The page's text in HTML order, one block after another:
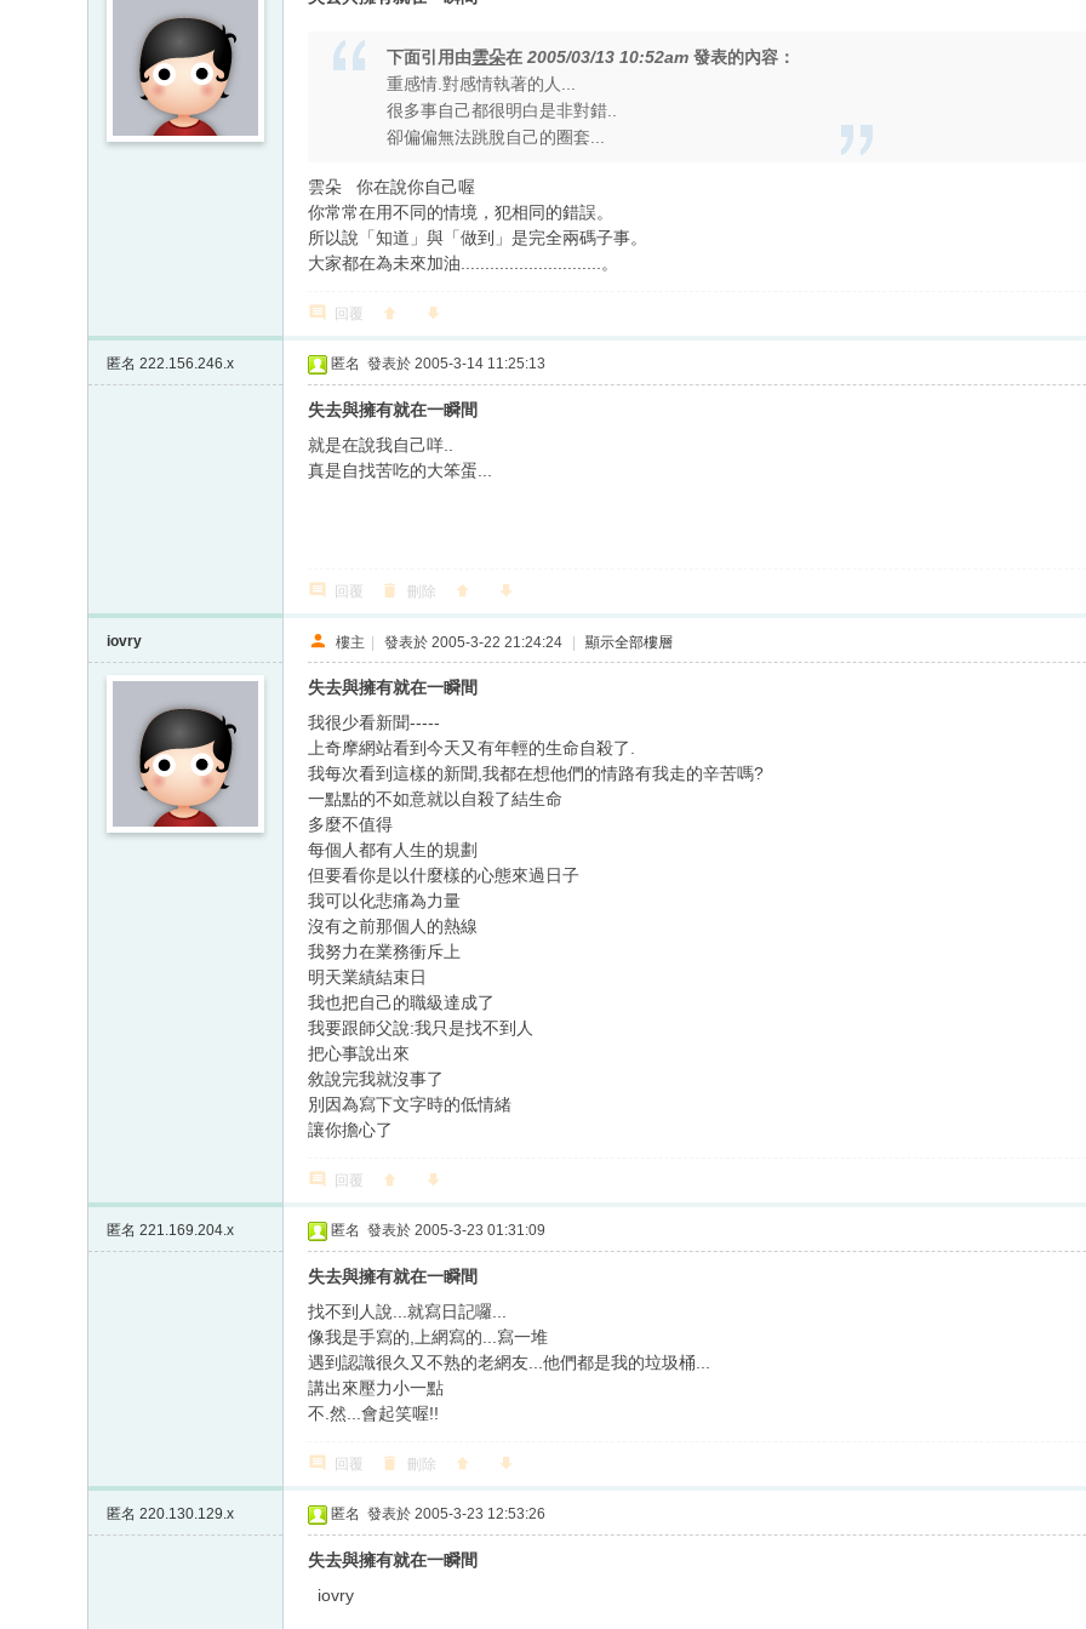
下面引用由雲朵在 2005/03/13 10:52am 發表的內容：
重感情.對感情執著的人...
很多事自己都很明白是非對錯..
卻偏偏無法跳脫自己的圈套...
雲朵 你在說你自己喔
你常常在用不同的情境，犯相同的錯誤。
所以說「知道」與「做到」是完全兩碼子事。
大家都在為未來加油.............................。
回覆
匿名 222.156.246.x 匿名 發表於 2005-3-14 11:25:13
失去與擁有就在一瞬間
就是在說我自己咩..
真是自找苦吃的大笨蛋...
回覆 刪除
iovry 樓主 | 發表於 2005-3-22 21:24:24 | 顯示全部樓層
失去與擁有就在一瞬間
我很少看新聞-----
上奇摩網站看到今天又有年輕的生命自殺了.
我每次看到這樣的新聞,我都在想他們的情路有我走的辛苦嗎?
一點點的不如意就以自殺了結生命
多麼不值得
每個人都有人生的規劃
但要看你是以什麼樣的心態來過日子
我可以化悲痛為力量
沒有之前那個人的熱線
我努力在業務衝斥上
明天業績結束日
我也把自己的職級達成了
我要跟師父說:我只是找不到人
把心事說出來
敘說完我就沒事了
別因為寫下文字時的低情緒
讓你擔心了
回覆
匿名 221.169.204.x 匿名 發表於 2005-3-23 01:31:09
失去與擁有就在一瞬間
找不到人說...就寫日記囉...
像我是手寫的,上網寫的...寫一堆
遇到認識很久又不熟的老網友...他們都是我的垃圾桶...
講出來壓力小一點
不.然...會起笑喔!!
回覆 刪除
匿名 220.130.129.x 匿名 發表於 2005-3-23 12:53:26
失去與擁有就在一瞬間
iovry